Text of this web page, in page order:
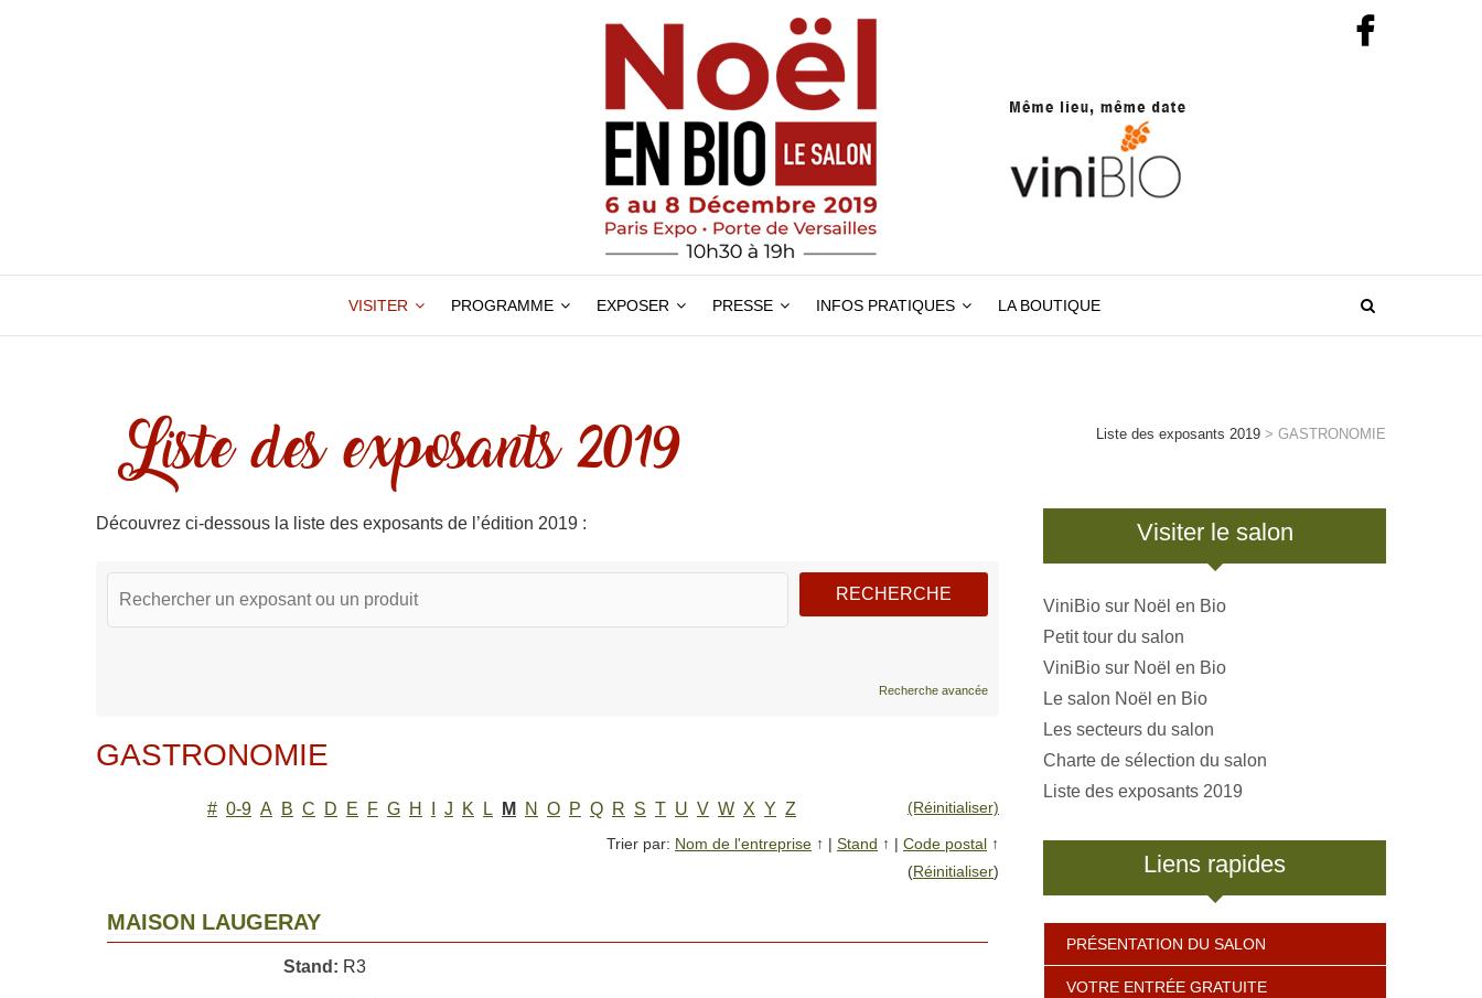
VISITER PROGRAMME EXPOSER PRESSE INFOS PRATIQUES LA BOUTIQUE
Liste des exposants 2019 Liste des exposants 2019 > GASTRONOMIE
Découvrez ci-dessous la liste des exposants de l’édition 2019 :
Recherche avancée
GASTRONOMIE
# 0-9 A B C D E F G H J K L M N O P Q R S T U V W X Y Z (Réinitialiser)
Trier par: Nom de l'entreprise ↑ | Stand ↑ | Code postal ↑
(Réinitialiser)
MAISON LAUGERAY
Stand: R3
Visiter le salon
ViniBio sur Noël en Bio
Petit tour du salon
ViniBio sur Noël en Bio
Le salon Noël en Bio
Les secteurs du salon
Charte de sélection du salon
Liste des exposants 2019
Liens rapides
PRÉSENTATION DU SALON
VOTRE ENTRÉE GRATUITE